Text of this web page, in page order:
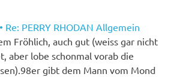
Re: PERRY RHODAN Allgemein
Fröhlich, auch gut (weiss gar nicht
aber lobe schonmal vorab die
gibt dem Mann vom Mond